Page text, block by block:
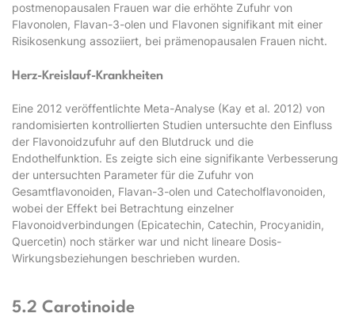
postmenopausalen Frauen war die erhöhte Zufuhr von
Flavonolen, Flavan-3-olen und Flavonen signifikant mit einer
Risikosenkung assoziiert, bei prämenopausalen Frauen nicht.
Herz-Kreislauf-Krankheiten
Eine 2012 veröffentlichte Meta-Analyse (Kay et al. 2012) von
randomisierten kontrollierten Studien untersuchte den Einfluss
der Flavonoidzufuhr auf den Blutdruck und die
Endothelfunktion. Es zeigte sich eine signifikante Verbesserung
der untersuchten Parameter für die Zufuhr von
Gesamtflavonoiden, Flavan-3-olen und Catecholflavonoiden,
wobei der Effekt bei Betrachtung einzelner
Flavonoidverbindungen (Epicatechin, Catechin, Procyanidin,
Quercetin) noch stärker war und nicht lineare Dosis-
Wirkungsbeziehungen beschrieben wurden.
5.2 Carotinoide